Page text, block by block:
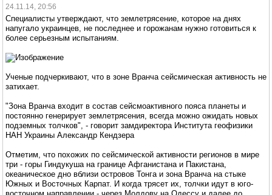
24.11.14, 20:56
Специалисты утверждают, что землетрясение, которое на днях
напугало украинцев, не последнее и горожанам нужно готовиться к
более серьезным испытаниям.
Ученые подчеркивают, что в зоне Вранча сейсмическая активность не
затихает.
"Зона Вранча входит в состав сейсмоактивного пояса планеты и
постоянно генерирует землетрясения, всегда можно ожидать новых
подземных толчков", - говорит замдиректора Института геофизики
НАН Украины Александр Кендзера
Отметим, что похожих по сейсмической активности регионов в мире
три - горы Гиндукуша на границе Афганистана и Пакистана,
океаническое дно вблизи островов Тонга и зона Вранча на стыке
Южных и Восточных Карпат. И когда трясет их, толчки идут в юго-